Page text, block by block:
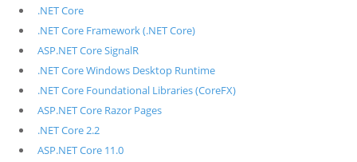
.NET Core
.NET Core Framework (.NET Core)
ASP.NET Core SignalR
.NET Core Windows Desktop Runtime
.NET Core Foundational Libraries (CoreFX)
ASP.NET Core Razor Pages
.NET Core 2.2
ASP.NET Core 11.0